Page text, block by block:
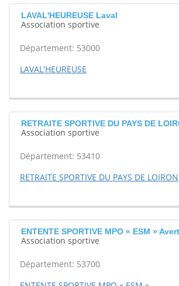
LAVAL'HEUREUSE Laval
Association sportive
Département: 53000
LAVAL'HEUREUSE
RETRAITE SPORTIVE DU PAYS DE
Association sportive
Département: 53410
RETRAITE SPORTIVE DU PAYS DE LOIRON
ENTENTE SPORTIVE MPO « ESM »
Association sportive
Département: 53700